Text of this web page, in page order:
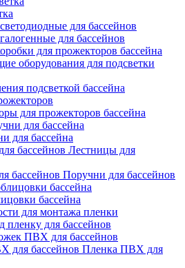
для бассейнов
для бассейнов
для прожекторов бассейна
оборудования для подсветки
подсветкой бассейна
для прожекторов бассейна
для бассейна
Лестницы для
Поручни для бассейнов
бассейна
для монтажа пленки
пленку для бассейнов
ПВХ для бассейнов
Пленка ПВХ для